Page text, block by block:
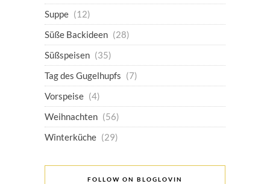
Suppe (12)
Süße Backideen (28)
Süßspeisen (35)
Tag des Gugelhupfs (7)
Vorspeise (4)
Weihnachten (56)
Winterküche (29)
FOLLOW ON BLOGLOVIN